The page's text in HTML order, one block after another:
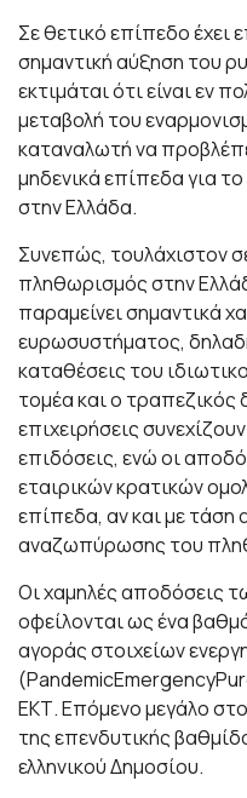
Σε θετικό επίπεδο έχει
σημαντική αύξηση του
εκτιμάται ότι είναι εν
μεταβολή του
καταναλωτή να
μηδενικά επίπεδα για
στην Ελλάδα.
Συνεπώς, τουλάχιστον
πληθωρισμός στην
παραμείνει σημαντικά
ευρωσυστήματος,
καταθέσεις του
τομέα και ο τραπεζικός
επιχειρήσεις
επιδόσεις, ενώ οι
εταιρικών κρατικών
επίπεδα, αν και με
αναζωπύρωσης του
Οι χαμηλές αποδόσεις
οφείλονται ως ένα
αγοράς στοιχείων
ΕΚΤ. Επόμενο μεγάλο
της επενδυτικής
ελληνικού Δημοσίου.